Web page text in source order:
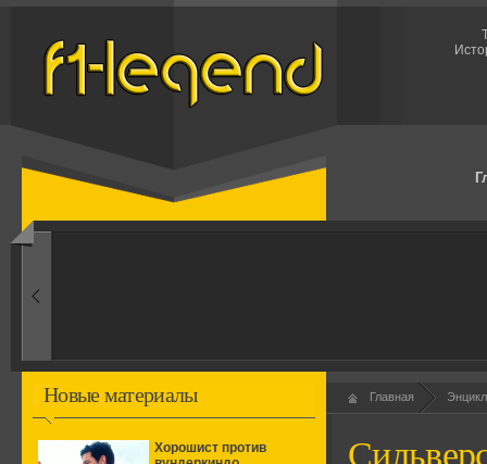
1960-ые
Новые материалы
Хорошист против
Главная